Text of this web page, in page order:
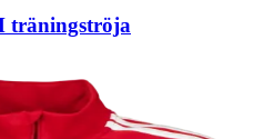
träningströja